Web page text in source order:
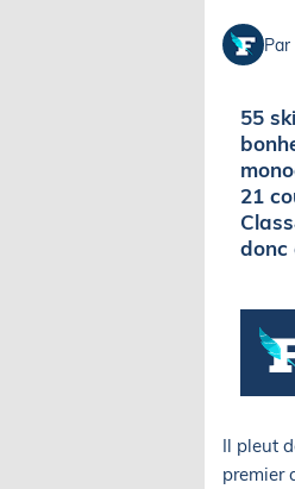
Par
55
21
donc
Il pleut
premier